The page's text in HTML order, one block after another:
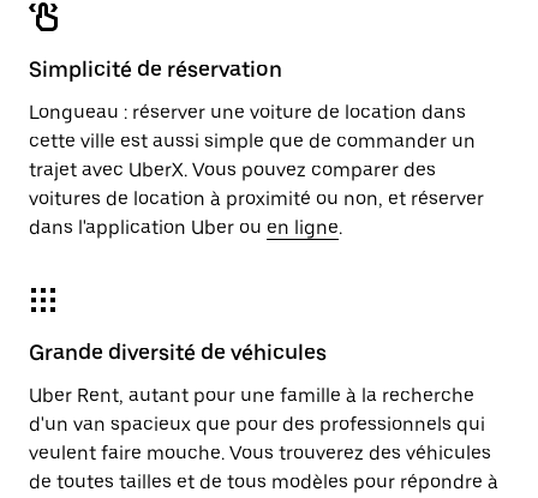
Simplicité de réservation
Longueau : réserver une voiture de location dans
cette ville est aussi simple que de commander un
trajet avec UberX. Vous pouvez comparer des
voitures de location à proximité ou non, et réserver
dans l'application Uber ou en ligne.
Grande diversité de véhicules
Uber Rent, autant pour une famille à la recherche
d'un van spacieux que pour des professionnels qui
veulent faire mouche. Vous trouverez des véhicules
de toutes tailles et de tous modèles pour répondre à